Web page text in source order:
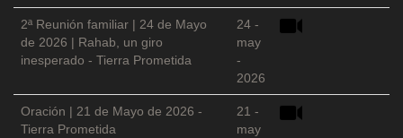
2ª Reunión familiar | 24 de Mayo
de 2026 | Rahab, un giro
inesperado - Tierra Prometida
24 -
may
-
2026
Oración | 21 de Mayo de 2026 -
Tierra Prometida
21 -
may